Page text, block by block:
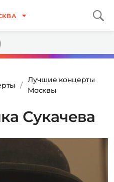
Лучшие концерты
Москвы
Сукачева